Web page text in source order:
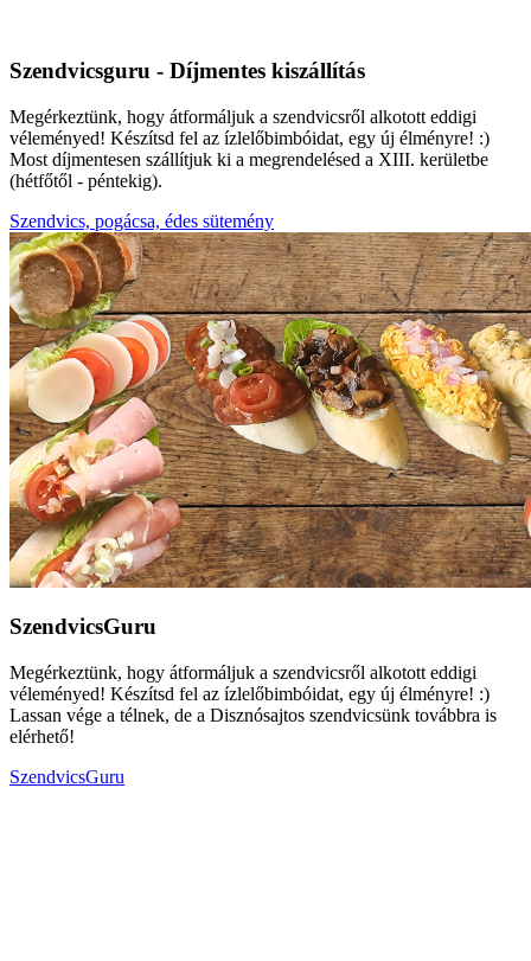
Szendvicsguru - Díjmentes kiszállítás
Megérkeztünk, hogy átformáljuk a szendvicsről alkotott eddigi
véleményed! Készítsd fel az ízlelőbimbóidat, egy új élményre! :)
Most díjmentesen szállítjuk ki a megrendelésed a XIII. kerületbe
(hétfőtől - péntekig).
Szendvics, pogácsa, édes sütemény
SzendvicsGuru
Megérkeztünk, hogy átformáljuk a szendvicsről alkotott eddigi
véleményed! Készítsd fel az ízlelőbimbóidat, egy új élményre! :)
Lassan vége a télnek, de a Disznósajtos szendvicsünk továbbra is
elérhető!
SzendvicsGuru